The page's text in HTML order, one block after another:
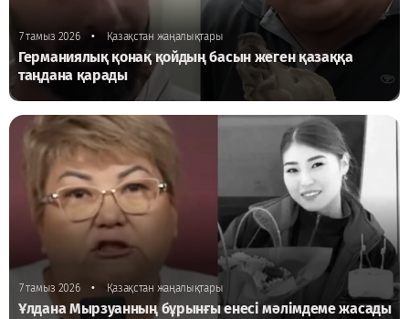
7 тамыз 2026 • Қазақстан жаңалықтары
Германиялық қонақ қойдың басын жеген қазаққа
таңдана қарады
7 тамыз 2026 • Қазақстан жаңалықтары
Ұлдана Мырзуанның бұрынғы енесі мәлімдеме жасады